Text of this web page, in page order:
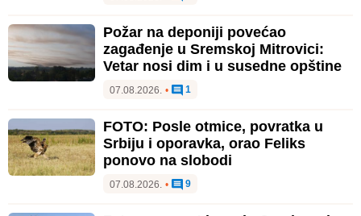
Požar na deponiji povećao
zagađenje u Sremskoj Mitrovici:
Vetar nosi dim i u susedne opštine
07.08.2026. • 1
FOTO: Posle otmice, povratka u
Srbiju i oporavka, orao Feliks
ponovo na slobodi
07.08.2026. • 9